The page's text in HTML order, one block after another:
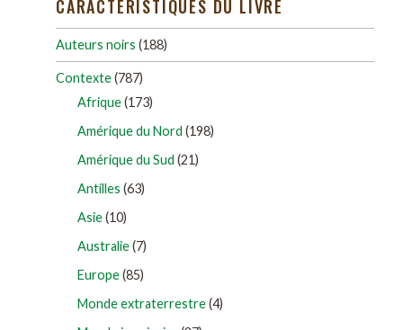
CARACTÉRISTIQUES DU LIVRE
Auteurs noirs (188)
Contexte(787)
Afrique(173)
Amérique du Nord (198)
Amérique du Sud (21)
Antilles (63)
Asie(10)
Australie(7)
Europe(85)
Monde extraterrestre(4)